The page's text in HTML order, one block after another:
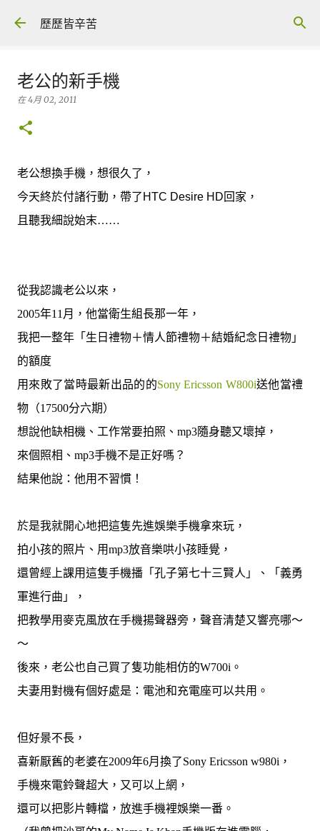
歷歷皆辛苦
老公的新手機
在4月 02, 2011
老公想換手機，想很久了，
今天終於付諸行動，帶了 HTC Desire HD回家，
且聽我細說始末……
從我認識老公以來，
2005年11 月，他當衛生組長那一年，
我把一整年「生日禮物＋情人節禮物＋結婚紀念日禮物」
的額度
用來敗了當時最新出品的的Sony Ericsson W800i送他當禮
物（17500分六期）
想說他缺相機、工作常要拍照、 mp3隨身聽又壞掉，
來個照相、 mp3手機不是正好嗎？
結果他說：他用不習慣！
於是我就開心地把這隻先進娛樂手機拿來玩，
拍小孩的照片、用mp3放音樂哄小孩睡覺，
還曾經上課用這隻手機播「孔子第七十三賢人」、「義勇
軍進行曲」，
把教學用麥克風放在手機揚聲器旁，聲音清楚又響亮哪～
～
後來，老公也自己買了隻功能相仿的W700i 。
夫妻用對機有個好處是：電池和充電座可以共用。
但好景不長，
喜新厭舊的老婆在2009年6月換了Sony Ericsson w980i ，
手機來電鈴聲超大，又可以上網，
還可以把影片轉檔，放進手機裡娛樂一番。